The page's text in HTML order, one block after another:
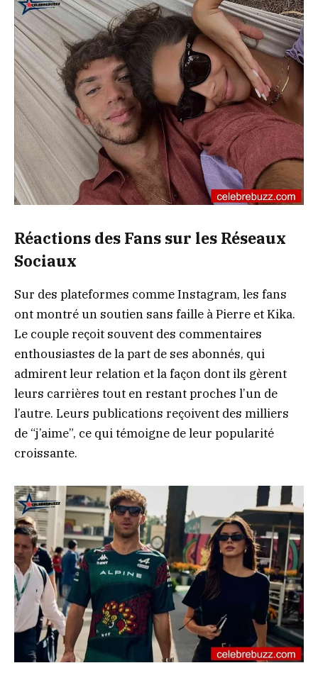
Réactions des Fans sur les Réseaux
Sociaux
Sur des plateformes comme Instagram, les fans
ont montré un soutien sans faille à Pierre et Kika.
Le couple reçoit souvent des commentaires
enthousiastes de la part de ses abonnés, qui
admirent leur relation et la façon dont ils gèrent
leurs carrières tout en restant proches l’un de
l’autre. Leurs publications reçoivent des milliers
de “j’aime”, ce qui témoigne de leur popularité
croissante.